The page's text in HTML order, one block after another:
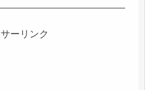
ーリンク